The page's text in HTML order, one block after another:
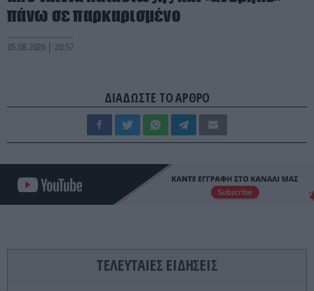
πάνω σε παρκαρισμένο
05.08.2026 | 20:57
ΔΙΑΔΩΣΤΕ ΤΟ ΑΡΘΡΟ
ΤΕΛΕΥΤΑΙΕΣ ΕΙΔΗΣΕΙΣ